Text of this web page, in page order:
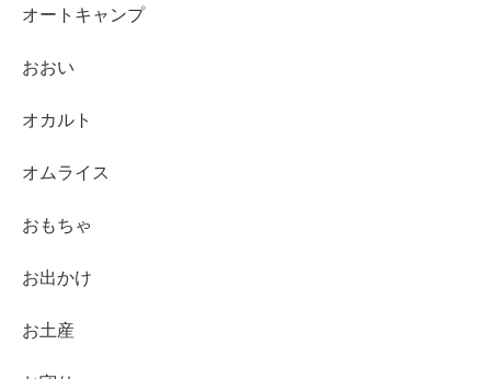
オートキャンプ
おおい
オカルト
オムライス
おもちゃ
お出かけ
お土産